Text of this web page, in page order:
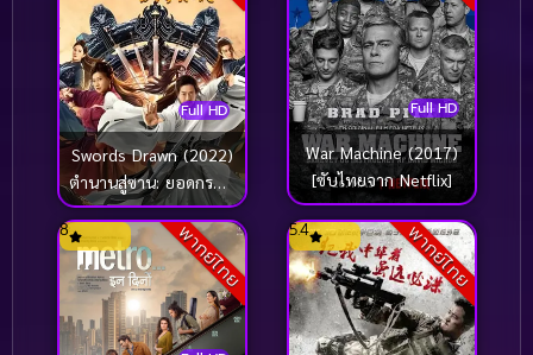
Full HD
Swords Drawn (2022)
ตำนานสู่ซาน: ยอดกระบี่
หวนคืน
Full HD
War Machine (2017)
[ซับไทยจาก Netflix]
พากย์ไทย
8 พากย์ไทย
5.4